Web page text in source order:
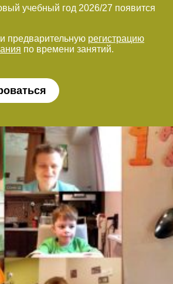
учебный год 2026/27 появится
предварительную регистрацию
по времени занятий.